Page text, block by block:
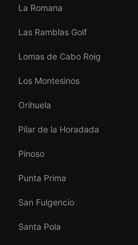
La Romana
Las Ramblas Golf
Lomas de Cabo Roig
Los Montesinos
Orihuela
Pilar de la Horadada
Pinoso
Punta Prima
San Fulgencio
Santa Pola